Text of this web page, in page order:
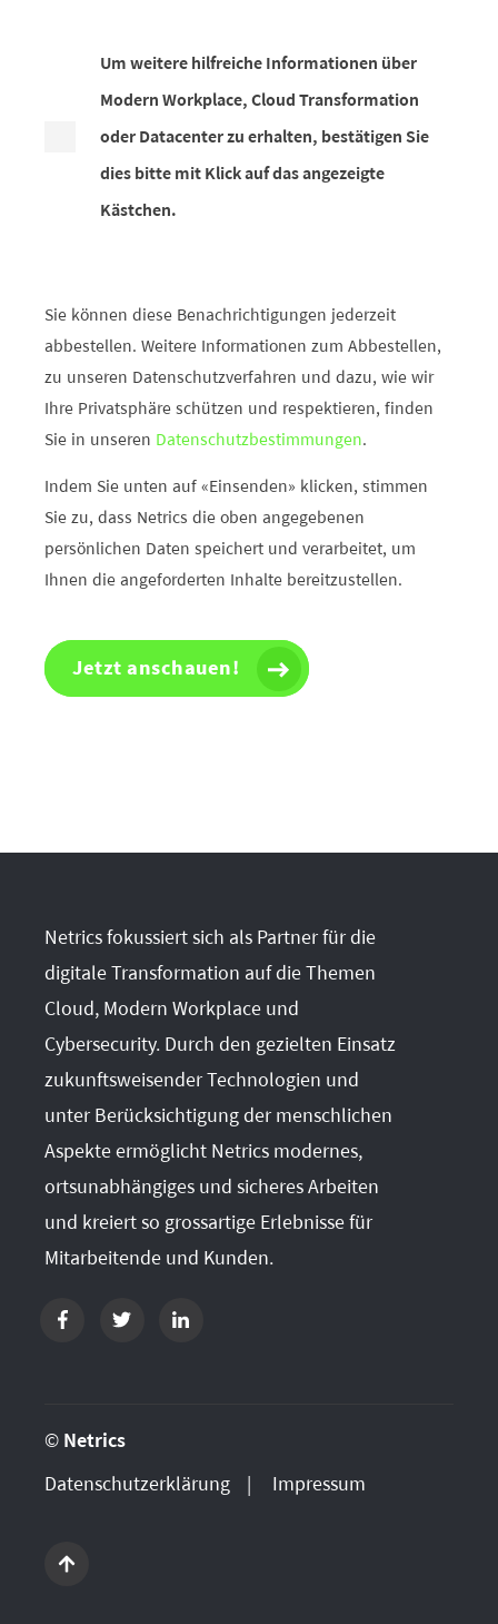
Um weitere hilfreiche Informationen über
Modern Workplace, Cloud Transformation
oder Datacenter zu erhalten, bestätigen Sie
dies bitte mit Klick auf das angezeigte
Kästchen.
Sie können diese Benachrichtigungen jederzeit
abbestellen. Weitere Informationen zum Abbestellen,
zu unseren Datenschutzverfahren und dazu, wie wir
Ihre Privatsphäre schützen und respektieren, finden
Sie in unseren Datenschutzbestimmungen.
Indem Sie unten auf «Einsenden» klicken, stimmen
Sie zu, dass Netrics die oben angegebenen
persönlichen Daten speichert und verarbeitet, um
Ihnen die angeforderten Inhalte bereitzustellen.
Netrics fokussiert sich als Partner für die
digitale Transformation auf die Themen
Cloud, Modern Workplace und
Cybersecurity. Durch den gezielten Einsatz
zukunftsweisender Technologien und
unter Berücksichtigung der menschlichen
Aspekte ermöglicht Netrics modernes,
ortsunabhängiges und sicheres Arbeiten
und kreiert so grossartige Erlebnisse für
Mitarbeitende und Kunden.
© Netrics
Datenschutzerklärung Impressum